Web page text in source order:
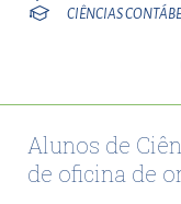
CIÊNCIAS
Alunos de
de oficina de